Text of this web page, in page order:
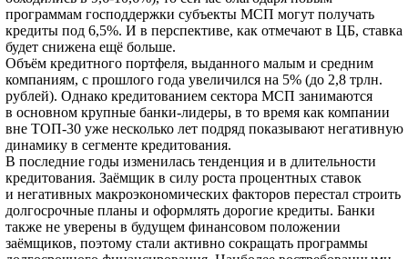
программам господдержки субъекты МСП могут получать
кредиты под 6,5%. И в перспективе, как отмечают в ЦБ, ставка
будет снижена ещё больше.
Объём кредитного портфеля, выданного малым и средним
компаниям, с прошлого года увеличился на 5% (до 2,8 трлн.
рублей). Однако кредитованием сектора МСП занимаются
в основном крупные банки-лидеры, в то время как компании
вне ТОП-30 уже несколько лет подряд показывают негативную
динамику в сегменте кредитования.
В последние годы изменилась тенденция и в длительности
кредитования. Заёмщик в силу роста процентных ставок
и негативных макроэкономических факторов перестал строить
долгосрочные планы и оформлять дорогие кредиты. Банки
также не уверены в будущем финансовом положении
заёмщиков, поэтому стали активно сокращать программы